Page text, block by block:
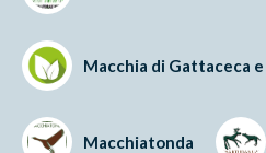
Macchia di Gattaceca
Macchiatonda